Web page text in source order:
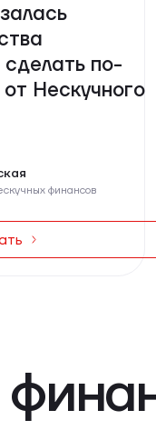
по-
Нескучного
финансов